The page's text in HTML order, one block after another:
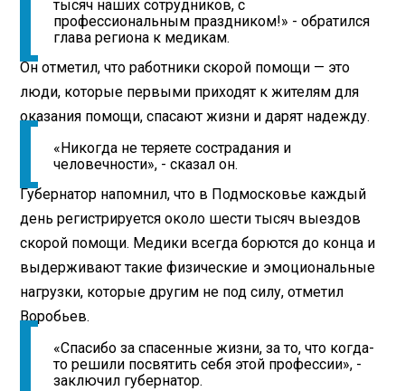
тысяч наших сотрудников, с
профессиональным праздником!» - обратился
глава региона к медикам.
Он отметил, что работники скорой помощи — это
люди, которые первыми приходят к жителям для
оказания помощи, спасают жизни и дарят надежду.
«Никогда не теряете сострадания и
человечности», - сказал он.
Губернатор напомнил, что в Подмосковье каждый
день регистрируется около шести тысяч выездов
скорой помощи. Медики всегда борются до конца и
выдерживают такие физические и эмоциональные
нагрузки, которые другим не под силу, отметил
Воробьев.
«Спасибо за спасенные жизни, за то, что когда-
то решили посвятить себя этой профессии», -
заключил губернатор.